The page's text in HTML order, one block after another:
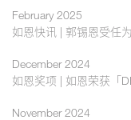
February 2025
如恩快讯 | 郭锡恩受任
December 2024
如恩奖项 | 如恩荣获「
November 2024